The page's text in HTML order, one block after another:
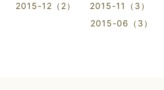
2015-12（2） 2015-11（3）
2015-06（3）